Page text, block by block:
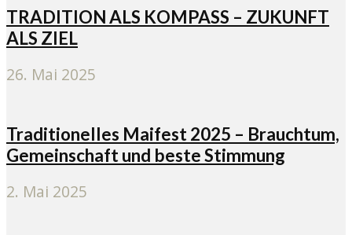
TRADITION ALS KOMPASS – ZUKUNFT
ALS ZIEL
26. Mai 2025
Traditionelles Maifest 2025 – Brauchtum,
Gemeinschaft und beste Stimmung
2. Mai 2025